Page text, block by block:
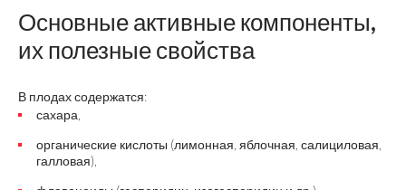
Основные активные компоненты,
их полезные свойства
В плодах содержатся:
сахара,
органические кислоты (лимонная, яблочная, салициловая,
галловая),